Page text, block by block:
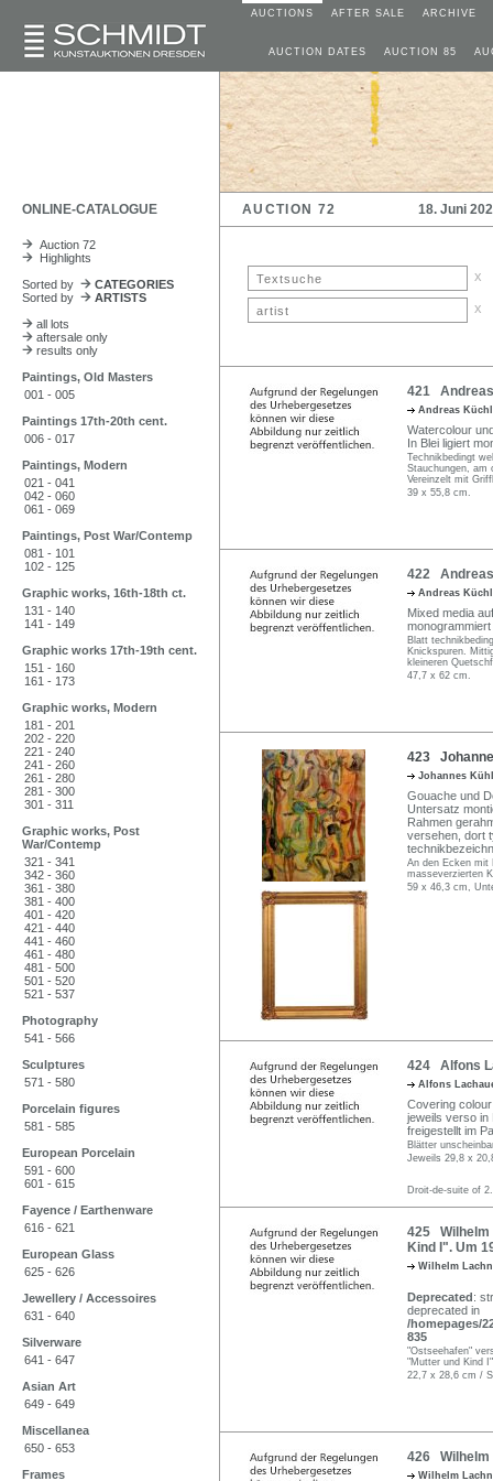
AUCTIONS AFTER SALE ARCHIVE
AUCTION DATES AUCTION 85
ONLINE-CATALOGUE AUCTION 72 18. Juni
Auction 72
Highlights
Sorted by
CATEGORIES
Sorted by
ARTISTS
all lots
aftersale only
results only
Paintings, Old Masters
001 - 005
Paintings 17th-20th cent.
006 - 017
Paintings, Modern
021 - 041
042 - 060
061 - 069
Paintings, Post War/Contemp
081 - 101
102 - 125
Graphic works, 16th-18th ct.
131 - 140
141 - 149
Graphic works 17th-19th cent.
151 - 160
161 - 173
Graphic works, Modern
181 - 201
202 - 220
221 - 240
241 - 260
261 - 280
281 - 300
301 - 311
Graphic works, Post
War/Contemp
321 - 341
342 - 360
361 - 380
381 - 400
401 - 420
421 - 440
441 - 460
461 - 480
481 - 500
501 - 520
521 - 537
Photography
541 - 566
Sculptures
571 - 580
Porcelain figures
581 - 585
European Porcelain
591 - 600
601 - 615
Fayence / Earthenware
616 - 621
European Glass
625 - 626
Jewellery / Accessoires
631 - 640
Silverware
641 - 647
Asian Art
649 - 649
Miscellanea
650 - 653
Frames
x
x
421
Andreas
Watercolour
In Blei ligiert
Technikbedingt
Stauchungen, am
Vereinzelt mit
39 x 55,8 cm.
422
Andreas
Mixed media
Blatt
Knickspuren.
kleineren
47,7 x 62 cm.
423
Johannes
Gouache und
Untersatz
Rahmen
versehen, dort
An den Ecken mit
masseverzierten
59 x 46,3 cm,
424 Alfons
Alfons
Covering
jeweils verso in
freigestellt im
Blätter
Jeweils 29,8 x
Droit-de-suite of
425 Wilhelm
Kind I". Um
Wilhelm
Deprecated:
deprecated in
/homepages/
835
"Ostseehafen"
"Mutter und Kind
22,7 x 28,6 cm /
426 Wilhelm
Wilhelm